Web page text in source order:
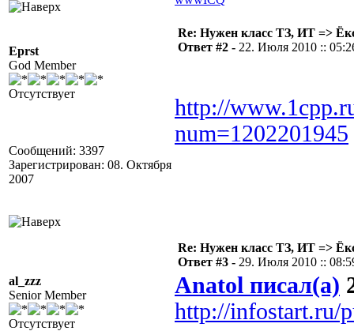
Eprst
God Member
Отсутствует
Сообщений: 3397
Зарегистрирован: 08. Октября
2007
Re: Нужен класс ТЗ, ИТ =>
Ответ #2 - 22. Июля 2010 ::
http://
num=1202201945
al_zzz
Senior Member
Отсутствует
Re: Нужен класс ТЗ, ИТ =>
Ответ #3 - 29. Июля 2010 ::
Anatol писал(а)
http://infostart.ru/